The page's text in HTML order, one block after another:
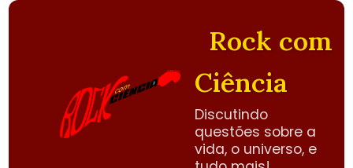
Rock com
Ciência
Discutindo
questões sobre a
vida, o universo, e